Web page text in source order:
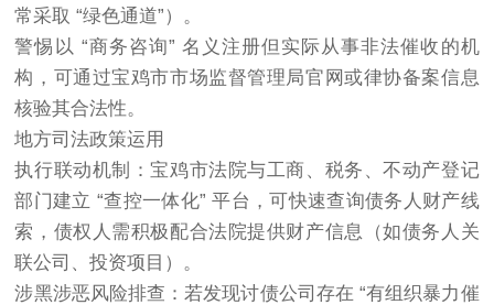
常采取 “绿色通道”）。
警惕以 “商务咨询” 名义注册但实际从事非法催收的机
构，可通过宝鸡市市场监督管理局官网或律协备案信息
核验其合法性。
地方司法政策运用
执行联动机制：宝鸡市法院与工商、税务、不动产登记
部门建立 “查控一体化” 平台，可快速查询债务人财产线
索，债权人需积极配合法院提供财产信息（如债务人关
联公司、投资项目）。
涉黑涉恶风险排查：若发现讨债公司存在 “有组织暴力催